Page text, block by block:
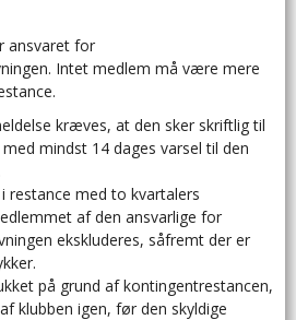
ansvaret for
Intet medlem må være mere
kræves, at den sker skriftlig til
mindst 14 dages varsel til den
restance med to kvartalers
af den ansvarlige for
ekskluderes, såfremt der er
på grund af kontingentrestancen,
klubben igen, før den skyldige